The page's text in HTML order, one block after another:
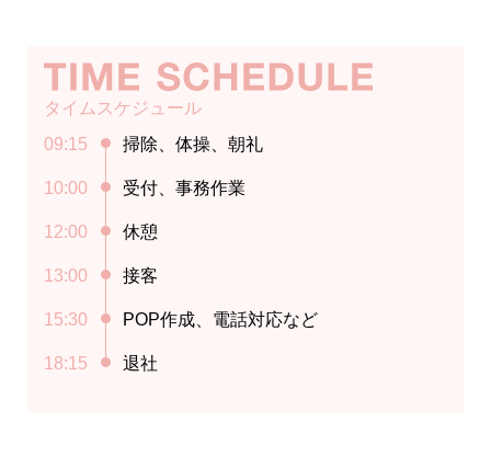
タイムスケジュール
09:15
掃除、体操、朝礼
10:00 受付、事務作業
12:00 休憩
13:00 接客
15:30 POP作成、電話対応など
18:15 退社